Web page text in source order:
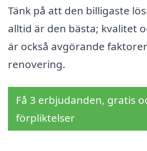
Tänk på att den billigaste
alltid är den bästa; kvalitet
är också avgörande
renovering.
Få 3 erbjudanden, gratis
förpliktelser